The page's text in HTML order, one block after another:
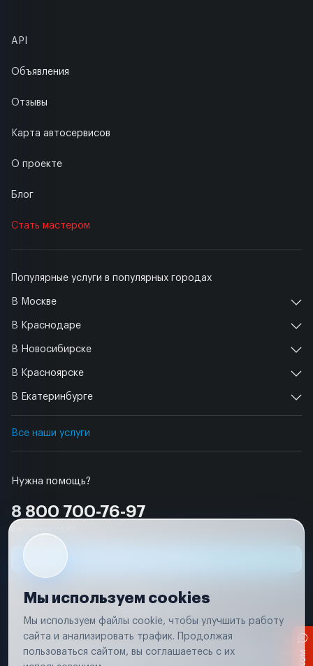
Нужна помощь?
8 800 700-76-97
Популярные услуги в популярных городах
В Москве
В Краснодаре
В Новосибирске
В Красноярске
В Екатеринбурге
Все наши услуги
API
Объявления
Отзывы
Карта автосервисов
О проекте
Блог
Стать мастером
Условия использования
Удаление аккаунта
Вся информация, представленная на сайте, носит исключительно
Мы используем cookies
Мы используем файлы cookie, чтобы улучшить работу
сайта и анализировать трафик. Продолжая
пользоваться сайтом, вы соглашаетесь с их